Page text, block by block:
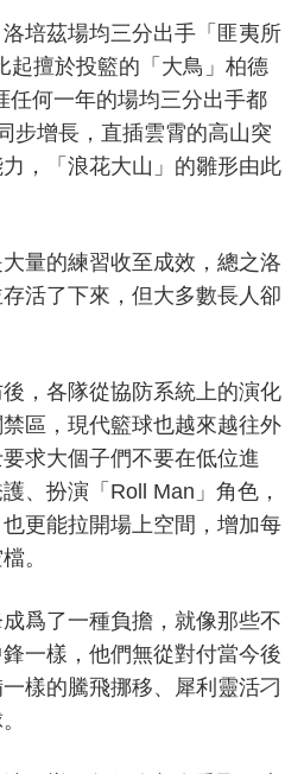
培茲場均三分出手「匪夷所
起擅於投籃的「大鳥」柏德
任何一年的場均三分出手都
步增長，直插雲霄的高山突
，「浪花大山」的雛形由此
量的練習收至成效，總之洛
活了下來，但大多數長人卻
，各隊從協防系統上的演化
區，現代籃球也越來越往外
求大個子們不要在低位進
、扮演「Roll Man」角色，
更能拉開場上空間，增加每
。
爲了一種負擔，就像那些不
一樣，他們無從對付當今後
樣的騰飛挪移、犀利靈活刁